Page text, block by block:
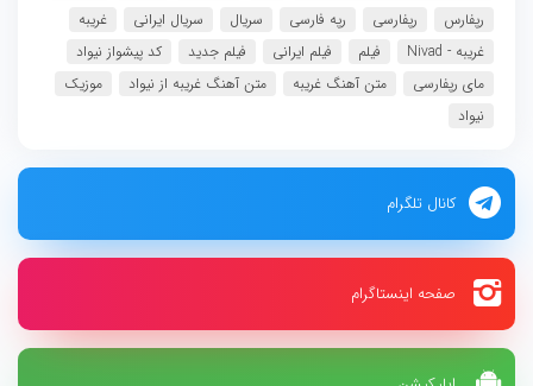
رپفارس
رپفارسی رپه فارسی سریال سریال ایرانی
غریبه
غریبه - Nivad
فیلم فیلم ایرانی فیلم جدید
کد پیشواز نیواد
مای رپفارسی
متن آهنگ غریبه متن آهنگ غریبه از نیواد
موزیک
نیواد
کانال تلگرام
صفحه اینستاگرام